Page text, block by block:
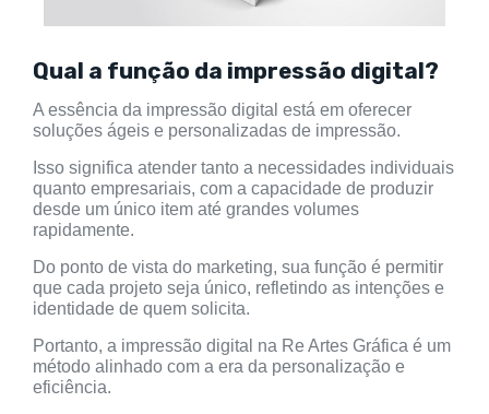
Qual a função da impressão digital?
A essência da impressão digital está em oferecer
soluções ágeis e personalizadas de impressão.
Isso significa atender tanto a necessidades individuais
quanto empresariais, com a capacidade de produzir
desde um único item até grandes volumes
rapidamente.
Do ponto de vista do marketing, sua função é permitir
que cada projeto seja único, refletindo as intenções e
identidade de quem solicita.
Portanto, a impressão digital na Re Artes Gráfica é um
método alinhado com a era da personalização e
eficiência.